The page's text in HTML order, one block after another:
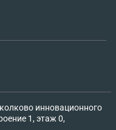
инновационного
1, этаж 0,